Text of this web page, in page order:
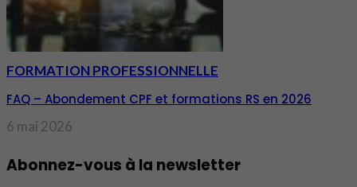
FORMATION PROFESSIONNELLE
FAQ – Abondement CPF et formations RS en 2026
6 mai 2026
Abonnez-vous à la newsletter